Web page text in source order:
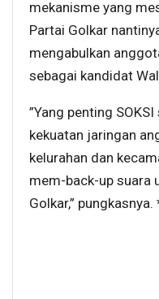
mekanisme yang
Partai Golkar
mengabulkan
sebagai kandidat
”Yang penting
kekuatan jaringan
kelurahan dan
mem-back-up suara
Golkar,” pungkasnya.